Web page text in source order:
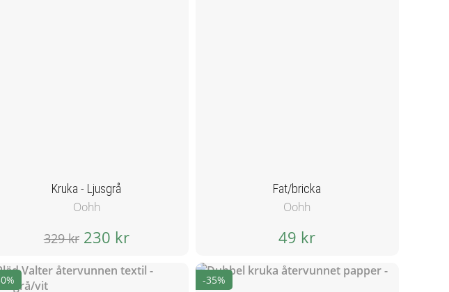
Kruka - Ljusgrå
Oohh
329 kr230 kr
Fat/bricka
Oohh
49 kr
-35%